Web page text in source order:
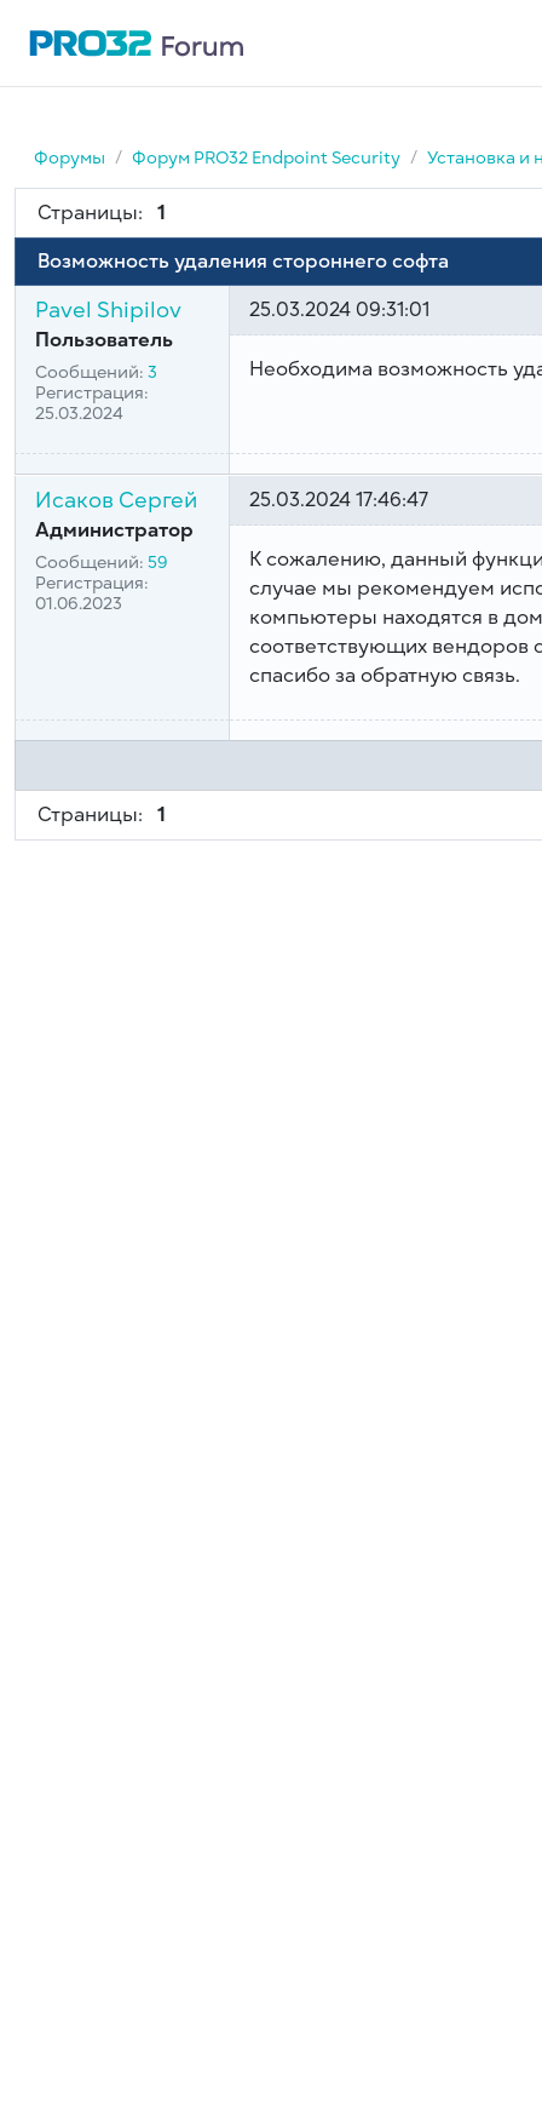
Форумы Форум PRO32 Endpoint Security Установка и
Страницы: 1
Возможность удаления стороннего софта
Pavel Shipilov
Пользователь
Сообщений: 3
Регистрация:
25.03.2024
25.03.2024 09:31:01
Необходима возможность
Исаков Сергей
Администратор
Сообщений: 59
Регистрация:
01.06.2023
25.03.2024 17:46:47
К сожалению, данный
случае мы рекомендуем
компьютеры находятся в
соответствующих
спасибо за обратную связь.
Страницы: 1